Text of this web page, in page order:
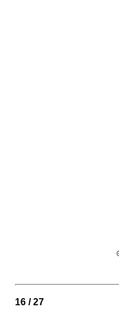
16 / 27